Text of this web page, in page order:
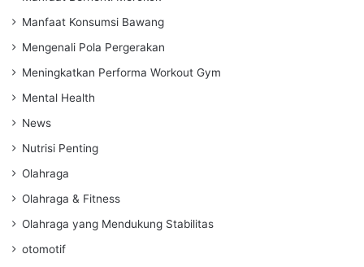
Manfaat Konsumsi Bawang
Mengenali Pola Pergerakan
Meningkatkan Performa Workout Gym
Mental Health
News
Nutrisi Penting
Olahraga
Olahraga & Fitness
Olahraga yang Mendukung Stabilitas
otomotif